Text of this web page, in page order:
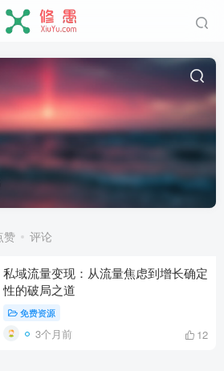
赞 评论
私域流量变现：从流量焦虑到增长确定
性的破局之道
免费资源
3个月前 12